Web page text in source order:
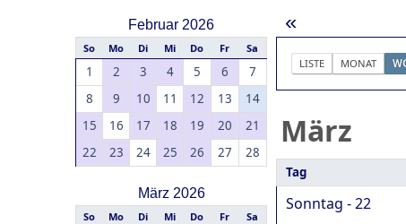
Februar 2026
So Mo Di Mi Do Fr Sa
1 2 3 4 5 6
7
8
9 10 11 12 13
14
15
16 17 18 19 20
21
22
23 24 25 26 27 28
März 2026
So Mo Di Mi Do Fr Sa
«
LISTE MONAT
März
Tag
Sonntag - 22